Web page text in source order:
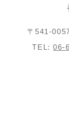
〒541-
TEL:06-